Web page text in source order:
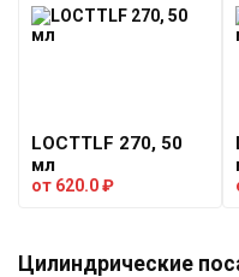
LOCTTLF 270, 50
мл
от 620.0₽
Цилиндрические